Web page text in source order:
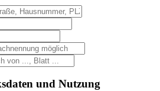
und Nutzung